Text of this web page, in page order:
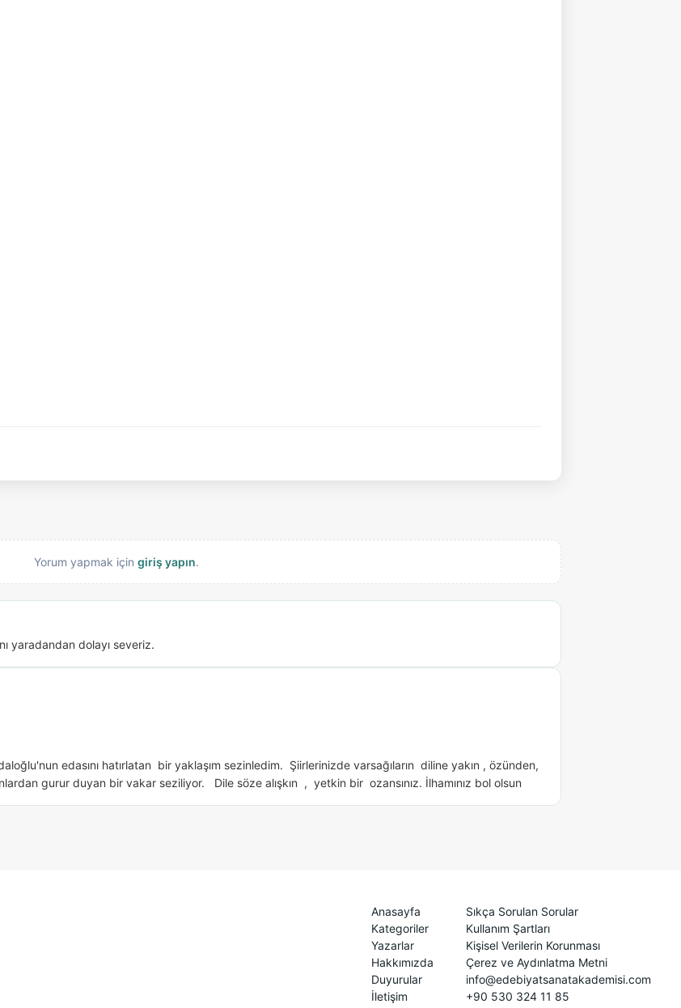
Yorum yapmak için giriş yapın.
yaradandan dolayı severiz.
edasını hatırlatan  bir yaklaşım sezinledim.  Şiirlerinizde varsağıların  diline yakın , özünden,
gurur duyan bir vakar seziliyor.   Dile söze alışkın  ,  yetkin bir  ozansınız. İlhamınız bol olsun
Anasayfa
Kategoriler
Yazarlar
Hakkımızda
Duyurular
İletişim
Sıkça Sorulan Sorular
Kullanım Şartları
Kişisel Verilerin Korunması
Çerez ve Aydınlatma Metni
info@edebiyatsanatakademisi.com
+90 530 324 11 85